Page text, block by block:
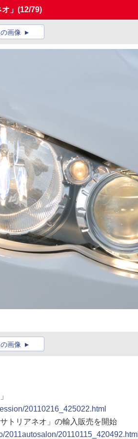
」 (12/79)
画像
画像
20110216_425022.html
トリアネオ」の輸入販売を開始
2011autosalon/20110115_420492.html